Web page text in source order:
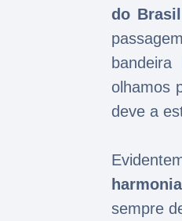
do Brasil
olhamos
deve a
harmonia
sempre